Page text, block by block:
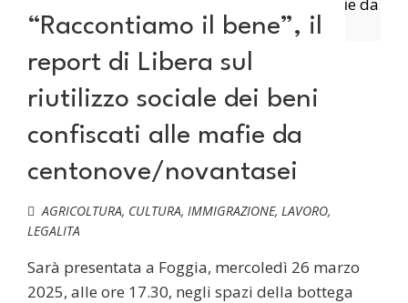
“Raccontiamo il bene”, il
report di Libera sul
riutilizzo sociale dei beni
confiscati alle mafie da
centonove/novantasei
AGRICOLTURA, CULTURA, IMMIGRAZIONE, LAVORO,
LEGALITA
Sarà presentata a Foggia, mercoledì 26 marzo
2025, alle ore 17.30, negli spazi della bottega